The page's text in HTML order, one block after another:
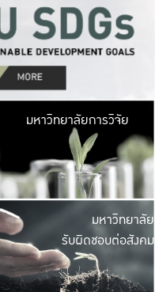
มหาวิ
มีพื้นที่เขียวสดใส
เป็นป่าในเมือง เกษต
มหาวิทยาลัยการวิจัย
มหาวิ
ค
เปิดประ
และพบเรื่องราวใ
มหาวิทยาลัย
รับผิดชอบต่อสังคม